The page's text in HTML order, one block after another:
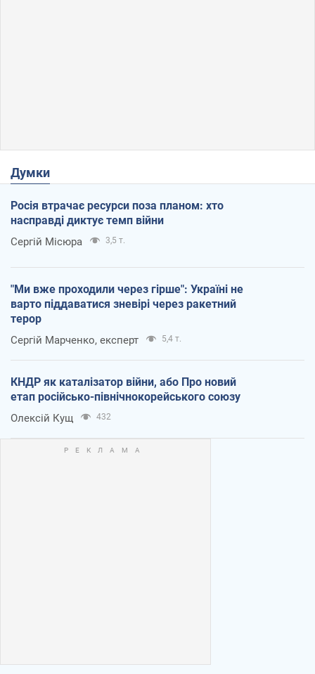
Думки
Росія втрачає ресурси поза планом: хто
насправді диктує темп війни
Сергій Місюра 3,5 т.
"Ми вже проходили через гірше": Україні не
варто піддаватися зневірі через ракетний
терор
Сергій Марченко, експерт 5,4 т.
КНДР як каталізатор війни, або Про новий
етап російсько-північнокорейського союзу
Олексій Кущ 432